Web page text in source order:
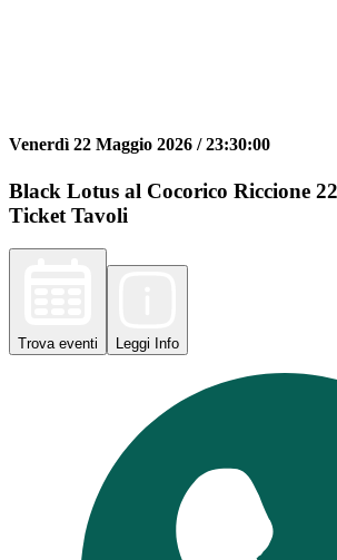
Venerdì 22 Maggio 2026 /23:30:00
Black Lotus al Cocorico Riccione
Ticket Tavoli
Trova eventi Leggi Info